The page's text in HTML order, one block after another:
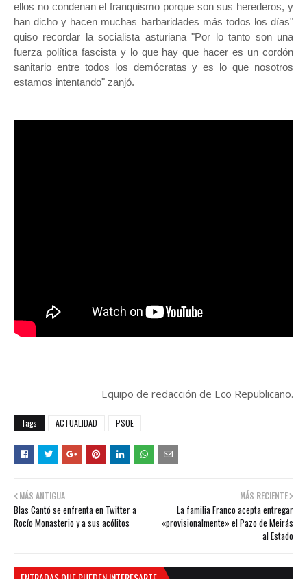
ellos no condenan el franquismo porque son sus herederos, y
han dicho y hacen muchas barbaridades más todos los días"
quiso recordar la socialista asturiana "Por lo tanto son una
fuerza política fascista y lo que hay que hacer es un cordón
sanitario entre todos los demócratas y es lo que nosotros
estamos intentando" zanjó.
Equipo de redacción de Eco Republicano.
Tags ACTUALIDAD PSOE
MÁS RECIENTE
La familia Franco acepta entregar
«provisionalmente» el Pazo de Meirás
al Estado
MÁS ANTIGUA
Blas Cantó se enfrenta en Twitter a
Rocío Monasterio y a sus acólitos